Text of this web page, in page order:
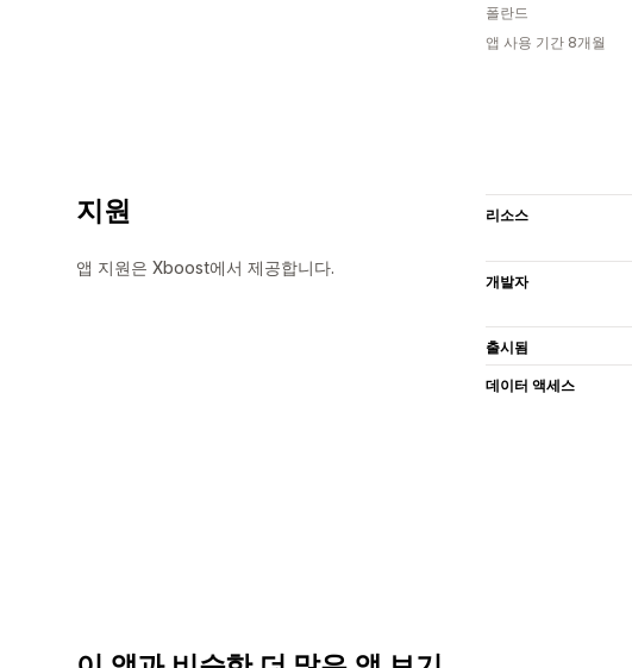
폴란드
앱 사용 기간 8개월
지원
앱 지원은 Xboost에서 제공합니다.
리소스
개발자
출시됨
데이터 액세스